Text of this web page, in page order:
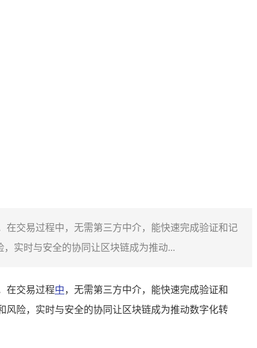
在交易过程中，无需第三方中介，能快速完成验证和记
实时与安全的协同让区块链成为推动...
在交易过程中，无需第三方中介，能快速完成验证和
险，实时与安全的协同让区块链成为推动数字化转